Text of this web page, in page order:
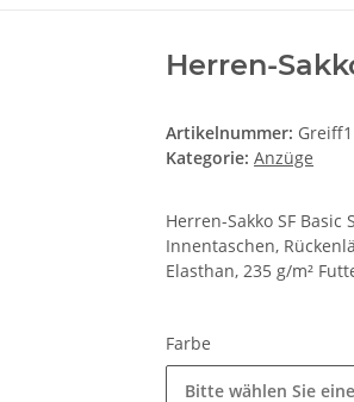
Herren-
Artikelnummer:
Kategorie: Anzüge
Herren-Sakko SF
Innentaschen,
Elasthan, 235 g/m²
Farbe
Bitte wählen Sie